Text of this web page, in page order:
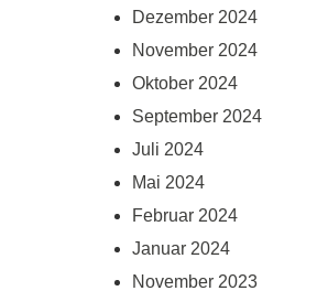
Dezember 2024
November 2024
Oktober 2024
September 2024
Juli 2024
Mai 2024
Februar 2024
Januar 2024
November 2023